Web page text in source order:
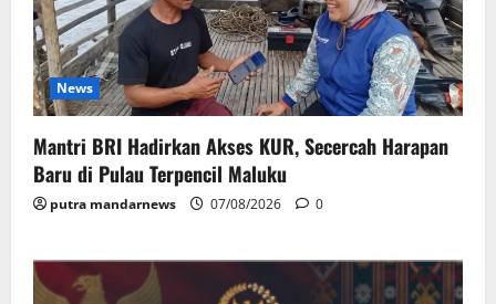
News
Mantri BRI Hadirkan Akses KUR, Secercah Harapan
Baru di Pulau Terpencil Maluku
putra mandarnews 07/08/2026 0